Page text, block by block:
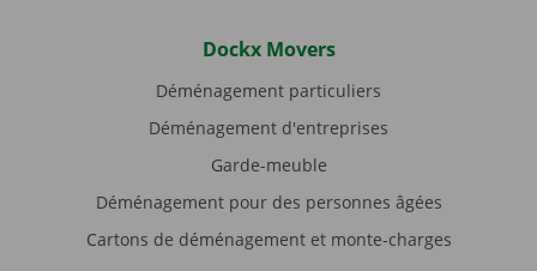
Dockx Movers
Déménagement particuliers
Déménagement d'entreprises
Garde-meuble
Déménagement pour des personnes âgées
Cartons de déménagement et monte-charges